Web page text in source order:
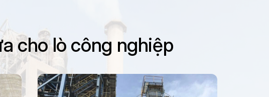
cho lò công nghiệp